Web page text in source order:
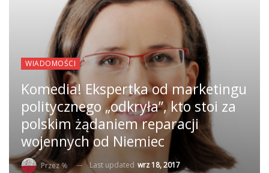
WIADOMOŚCI
Komedia! Ekspertka od marketingu
politycznego „odkryła”, kto stoi za
polskim żądaniem reparacji
wojennych od Niemiec
Przez % Last updated wrz 18, 2017